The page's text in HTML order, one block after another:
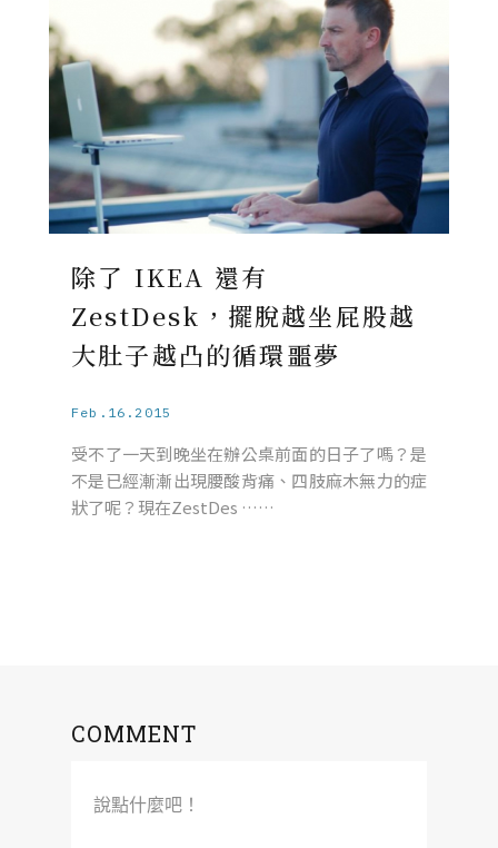
除了 IKEA 還有
ZestDesk，擺脫越坐屁股越
大肚子越凸的循環噩夢
Feb.16.2015
受不了一天到晚坐在辦公桌前面的日子了嗎？是
不是已經漸漸出現腰酸背痛、四肢麻木無力的症
狀了呢？現在ZestDes ……
COMMENT
說點什麼吧！